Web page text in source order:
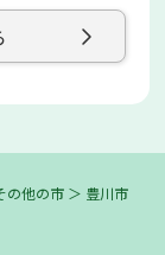
の他の市 ＞ 豊川市